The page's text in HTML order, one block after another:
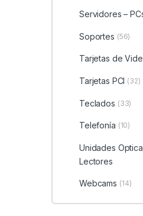
Servidores –
Soportes (56)
Tarjetas de
Tarjetas PCI (32)
Teclados (33)
Telefonía (10)
Unidades
Lectores
Webcams (14)